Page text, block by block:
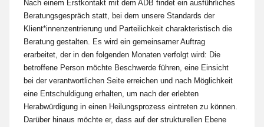
Nach einem Erstkontakt mit dem ADB findet ein ausführliches
Beratungsgespräch statt, bei dem unsere Standards der
Klient*innenzentrierung und Parteilichkeit charakteristisch die
Beratung gestalten. Es wird ein gemeinsamer Auftrag
erarbeitet, der in den folgenden Monaten verfolgt wird: Die
betroffene Person möchte Beschwerde führen, eine Einsicht
bei der verantwortlichen Seite erreichen und nach Möglichkeit
eine Entschuldigung erhalten, um nach der erlebten
Herabwürdigung in einen Heilungsprozess eintreten zu können.
Darüber hinaus möchte er, dass auf der strukturellen Ebene